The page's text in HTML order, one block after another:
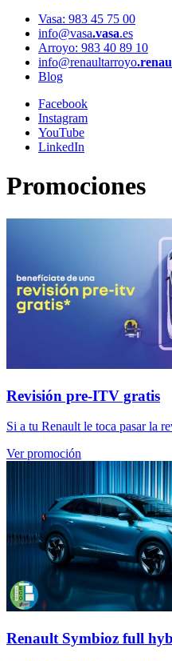
Vasa: 983 45 75 00
info@vasa.vasa.es
Arroyo: 983 40 89 10
info@renaultarroyo
Blog
Facebook
Instagram
YouTube
LinkedIn
Promociones
Revisión pre-ITV gratis
Si a tu Renault le toca pasar la
Ver promoción
Renault Symbioz full